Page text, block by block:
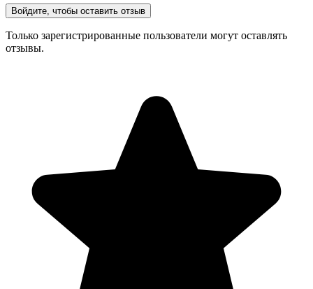
Войдите, чтобы оставить отзыв
Только зарегистрированные пользователи могут оставлять
отзывы.